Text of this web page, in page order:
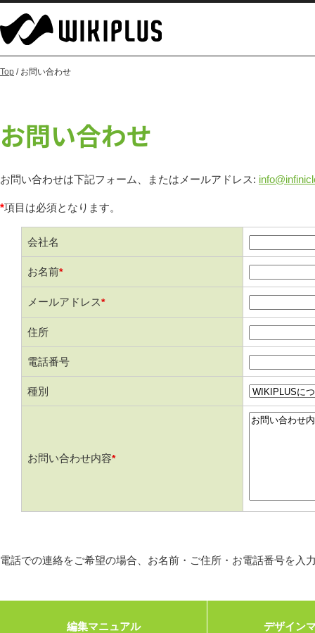
Top / お問い合わせ
お問い合わせ
お問い合わせは下記フォーム、またはメールアドレス:
*項目は必須となります。
会社名
お名前*
メールアドレス*
住所
電話番号
種別
お問い合わせ内容*
電話での連絡をご希望の場合、お名前・ご住所・お電話番号を入
編集マニュアル
デザイン